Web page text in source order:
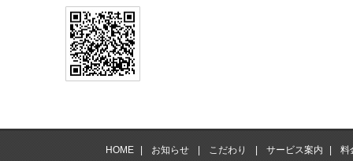
HOME お知らせ こだわり サービス案内 料